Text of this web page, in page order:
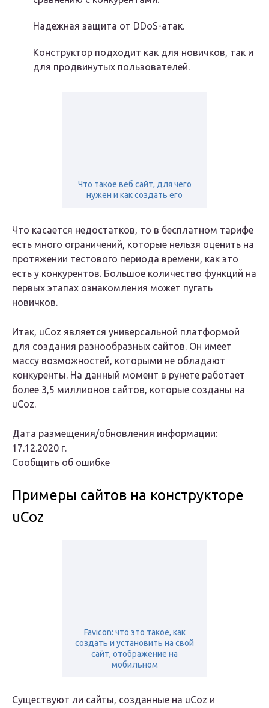
Надежная защита от DDoS-атак.
Конструктор подходит как для новичков, так и
для продвинутых пользователей.
Что такое веб сайт, для чего
нужен и как создать его
Что касается недостатков, то в бесплатном тарифе
есть много ограничений, которые нельзя оценить на
протяжении тестового периода времени, как это
есть у конкурентов. Большое количество функций на
первых этапах ознакомления может пугать
новичков.
Итак, uCoz является универсальной платформой
для создания разнообразных сайтов. Он имеет
массу возможностей, которыми не обладают
конкуренты. На данный момент в рунете работает
более 3,5 миллионов сайтов, которые созданы на
uCoz.
Дата размещения/обновления информации:
17.12.2020 г.
Сообщить об ошибке
Примеры сайтов на конструкторе
uCoz
Favicon: что это такое, как
создать и установить на свой
сайт, отображение на
мобильном
Существуют ли сайты, созданные на uCoz и